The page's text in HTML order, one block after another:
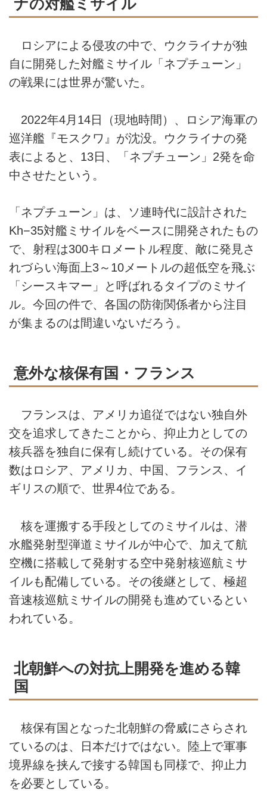
ナの対艦ミサイル
ロシアによる侵攻の中で、ウクライナが独
自に開発した対艦ミサイル「ネプチューン」
の戦果には世界が驚いた。
2022年4月14日（現地時間）、ロシア海軍の
巡洋艦『モスクワ』が沈没。ウクライナの発
表によると、13日、「ネプチューン」2発を命
中させたという。
「ネプチューン」は、ソ連時代に設計された
Kh−35対艦ミサイルをベースに開発されたもの
で、射程は300キロメートル程度、敵に発見さ
れづらい海面上3～10メートルの超低空を飛ぶ
「シースキマー」と呼ばれるタイプのミサイ
ル。今回の件で、各国の防衛関係者から注目
が集まるのは間違いないだろう。
意外な核保有国・フランス
フランスは、アメリカ追従ではない独自外
交を追求してきたことから、抑止力としての
核兵器を独自に保有し続けている。その保有
数はロシア、アメリカ、中国、フランス、イ
ギリスの順で、世界4位である。
核を運搬する手段としてのミサイルは、潜
水艦発射型弾道ミサイルが中心で、加えて航
空機に搭載して発射する空中発射核巡航ミサ
イルも配備している。その後継として、極超
音速核巡航ミサイルの開発も進めているとい
われている。
北朝鮮への対抗上開発を進める韓
国
核保有国となった北朝鮮の脅威にさらされ
ているのは、日本だけではない。陸上で軍事
境界線を挟んで接する韓国も同様で、抑止力
を必要としている。